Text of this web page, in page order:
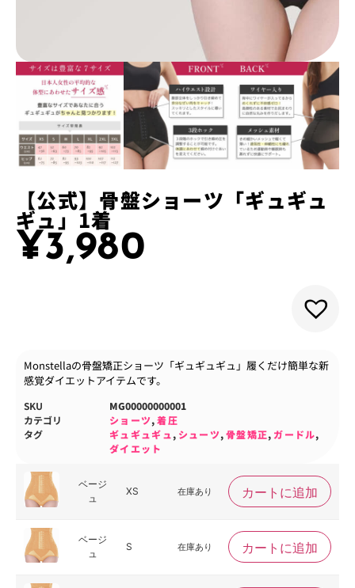
【公式】骨盤ショーツ「ギュギュ
ギュ」1着
¥3,980
Monstellaの骨盤矯正ショーツ「ギュギュギュ」履くだけ簡単な新
感覚ダイエットアイテムです。
SKU
MG00000000001
カテゴリ
ショーツ,着圧
タグ
ギュギュギュ, シューツ,骨盤矯正, ガードル,
ダイエット
ベージ
ュ
XS 在庫あり カートに追加
ベージ
ュ
S 在庫あり カートに追加